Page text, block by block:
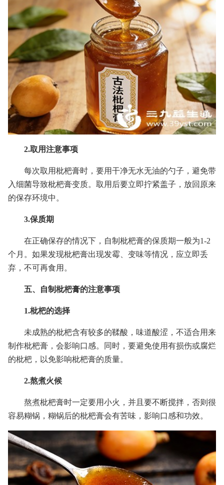
2.取用注意事项
每次取用枇杷膏时，要用干净无水无油的勺子，避免带
入细菌导致枇杷膏变质。取用后要立即拧紧盖子，放回原来
的保存环境中。
3.保质期
在正确保存的情况下，自制枇杷膏的保质期一般为1-2
个月。如果发现枇杷膏出现发霉、变味等情况，应立即丢
弃，不可再食用。
五、自制枇杷膏的注意事项
1.枇杷的选择
未成熟的枇杷含有较多的鞣酸，味道酸涩，不适合用来
制作枇杷膏，会影响口感。同时，要避免使用有损伤或腐烂
的枇杷，以免影响枇杷膏的质量。
2.熬煮火候
熬煮枇杷膏时一定要用小火，并且要不断搅拌，否则很
容易糊锅，糊锅后的枇杷膏会有苦味，影响口感和功效。